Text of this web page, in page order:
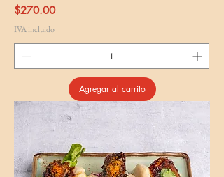
Precio
$270.00
IVA incluido
Agregar al carrito